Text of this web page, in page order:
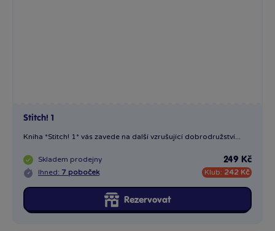
Stitch! 1
Kniha *Stitch! 1* vás zavede na další vzrušující dobrodružství...
Skladem prodejny
Ihned: 7 poboček
249 Kč
Klub: 242 Kč
Rezervovat